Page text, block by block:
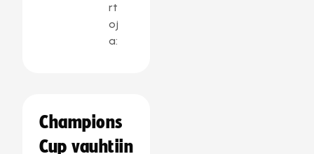
rt
oj
a:
Champions
Cup vauhtiin